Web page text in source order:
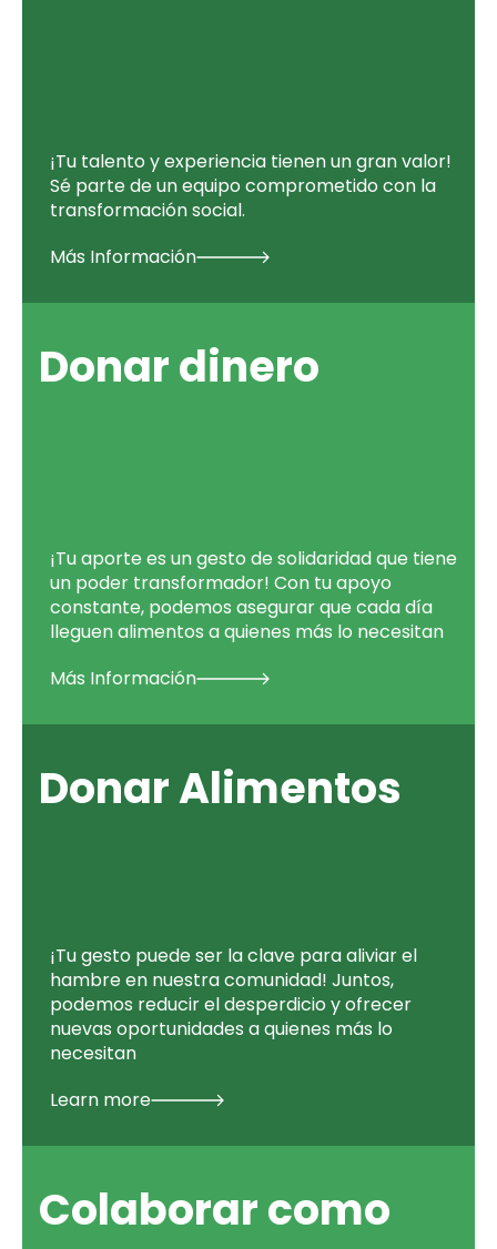
¡Tu talento y experiencia tienen un gran valor!
Sé parte de un equipo comprometido con la
transformación social.
Más Información
Donar dinero
¡Tu aporte es un gesto de solidaridad que tiene
un poder transformador! Con tu apoyo
constante, podemos asegurar que cada día
lleguen alimentos a quienes más lo necesitan
Más Información
Donar Alimentos
¡Tu gesto puede ser la clave para aliviar el
hambre en nuestra comunidad! Juntos,
podemos reducir el desperdicio y ofrecer
nuevas oportunidades a quienes más lo
necesitan
Learn more
Colaborar como